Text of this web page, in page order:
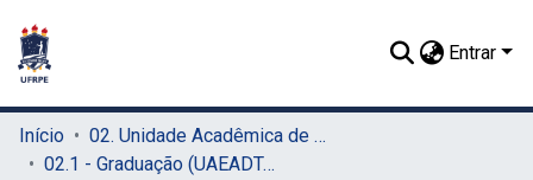
Entrar
Início
02. Unidade Acadêmica de Educação a Distância e Tecnologia (UAEADTec)
02.1 - Graduação (UAEADTec)